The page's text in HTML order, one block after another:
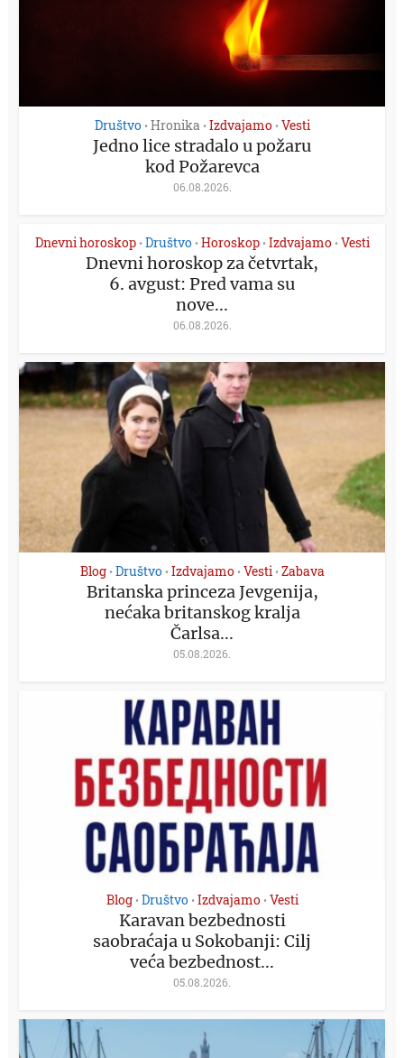
Društvo • Hronika • Izdvajamo • Vesti
Jedno lice stradalo u požaru
kod Požarevca
06.08.2026.
Dnevni horoskop • Društvo • Horoskop • Izdvajamo • Vesti
Dnevni horoskop za četvrtak,
6. avgust: Pred vama su
nove...
06.08.2026.
Blog • Društvo • Izdvajamo • Vesti • Zabava
Britanska princeza Jevgenija,
nećaka britanskog kralja
Čarlsa...
05.08.2026.
Blog • Društvo • Izdvajamo • Vesti
Karavan bezbednosti
saobraćaja u Sokobanji: Cilj
veća bezbednost...
05.08.2026.